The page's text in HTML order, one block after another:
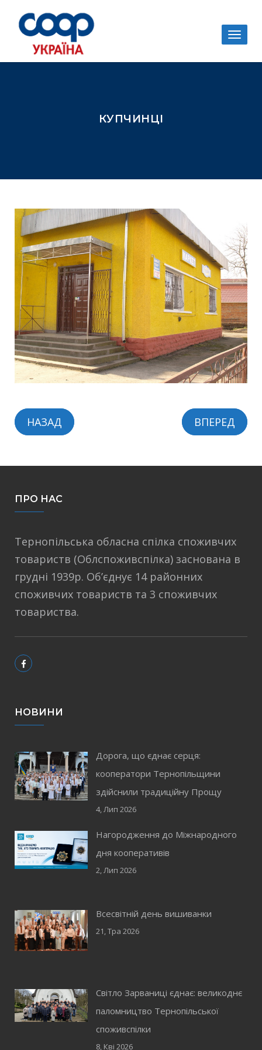
КУПЧИНЦІ
НАЗАД ВПЕРЕД
ПРО НАС
Тернопільська обласна спілка споживчих
товариств (Облспоживспілка) заснована в
грудні 1939р. Об’єднує 14 районних
споживчих товариств та 3 споживчих
товариства.
НОВИНИ
Дорога, що єднає серця:
кооператори Тернопільщини
здійснили традиційну Прощу
4, Лип 2026
Нагородження до Міжнародного
дня кооперативів
2, Лип 2026
Всесвітній день вишиванки
21, Тра 2026
Світло Зарваниці єднає: великоднє
паломництво Тернопільської
споживспілки
8, Кві 2026